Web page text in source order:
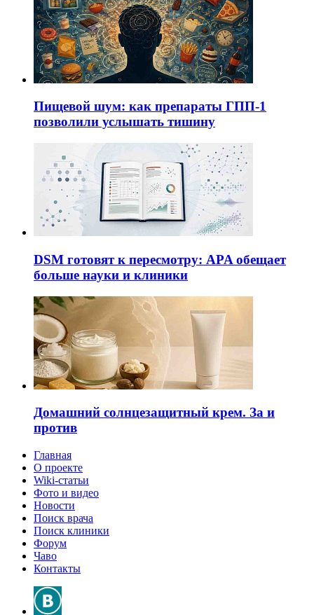
Пищевой шум: как препараты ГПП-1
позволили услышать тишину
DSM готовят к пересмотру: APA обещает
больше науки и клиники
Домашний солнцезащитный крем. За и
против
Главная
О проекте
Wiki-статьи
Фото и видео
Новости
Поиск врача
Поиск клиники
Форум
Чаво
Контакты